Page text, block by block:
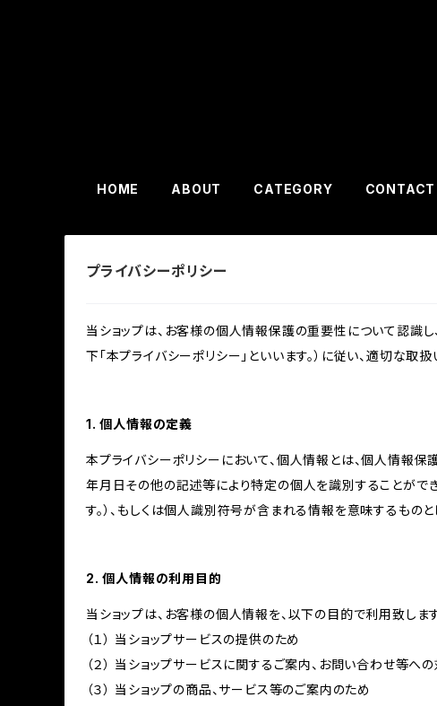
HOME ABOUT CATEGORY CONTACT
プライバシーポリシー
当ショップは、お客様の個人情報保護の重要性について認識し
下「本プライバシーポリシー」といいます。）に従い、適切な取
1. 個人情報の定義
本プライバシーポリシーにおいて、個人情報とは、個人情報
年月日その他の記述等により特定の個人を識別することがで
す。）、もしくは個人識別符号が含まれる情報を意味するものと
2. 個人情報の利用目的
当ショップは、お客様の個人情報を、以下の目的で利用致します
（１） 当ショップサービスの提供のため
（２） 当ショップサービスに関するご案内、お問い合わせ等へ
（３） 当ショップの商品、サービス等のご案内のため